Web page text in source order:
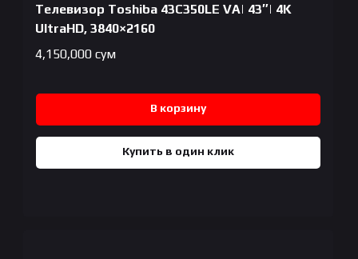
Телевизор Toshiba 43C350LE VA| 43″| 4K
UltraHD, 3840×2160
4,150,000 сум
В корзину
Купить в один клик